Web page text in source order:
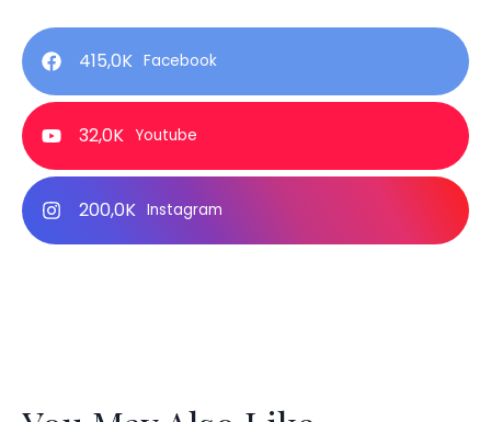
415,0K Facebook
32,0K Youtube
200,0K Instagram